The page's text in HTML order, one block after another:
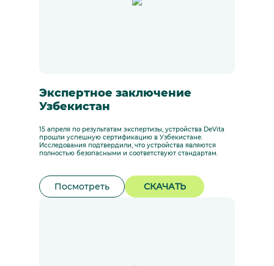
Экспертное заключение
Узбекистан
15 апреля по результатам экспертизы, устройства DeVita
прошли успешную сертификацию в Узбекистане.
Исследования подтвердили, что устройства являются
полностью безопасными и соответствуют стандартам.
Посмотреть СКАЧАТЬ